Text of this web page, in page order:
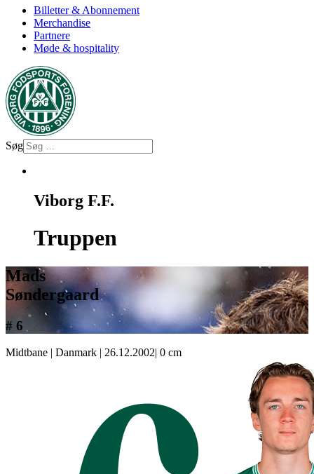
Billetter & Abonnement
Merchandise
Partnere
Møde & hospitality
Søg
Viborg F.F.
Truppen
Mads
Søndergaard
# 6
Midtbane | Danmark | 26.12.2002| 0 cm